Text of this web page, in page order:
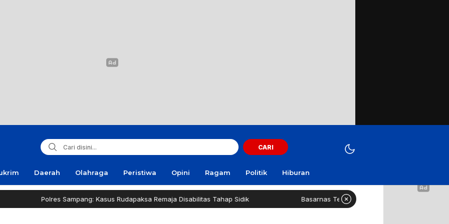
CARI
Daerah Olahraga Peristiwa Opini Ragam Politik Hiburan
Polres Sampang: Kasus Rudapaksa Remaja Disabilitas Tahap Sidik Basarnas Terjunkan Helikopter Sisir Bangkai KMP